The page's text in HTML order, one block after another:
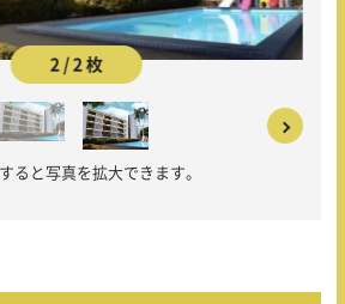
2 / 2 枚
ると写真を拡大できます。